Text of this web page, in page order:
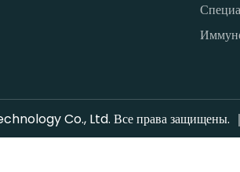
Co., Ltd. Все права защищены. ｜